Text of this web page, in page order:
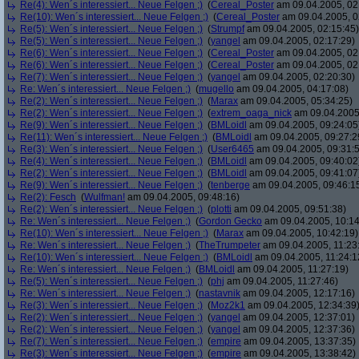
Re(4): Wen´s interessiert... Neue Felgen ;) (Cereal_Poster am 09.04.2005,
Re(10): Wen´s interessiert... Neue Felgen ;) (Cereal_Poster am 09.04.2005,
Re(5): Wen´s interessiert... Neue Felgen ;) (Strumpfam 09.04.2005, 02:15:45)
Re(5): Wen´s interessiert... Neue Felgen ;) (yangel am 09.04.2005, 02:17:29)
Re(6): Wen´s interessiert... Neue Felgen ;) (Cereal_Poster am 09.04.2005,
Re(6): Wen´s interessiert... Neue Felgen ;) (Cereal_Poster am 09.04.2005,
Re(7): Wen´s interessiert... Neue Felgen ;) (yangel am 09.04.2005, 02:20:30)
Re: Wen´s interessiert... Neue Felgen ;) (mugello am 09.04.2005, 04:17:08)
Re(2): Wen´s interessiert... Neue Felgen ;) (Marax am 09.04.2005, 05:34:25)
Re(2): Wen´s interessiert... Neue Felgen ;) (extrem_oaga_nick am
Re(9): Wen´s interessiert... Neue Felgen ;) (BMLoidl am 09.04.2005,
Re(11): Wen´s interessiert... Neue Felgen ;) (BMLoidl am 09.04.2005,
Re(3): Wen´s interessiert... Neue Felgen ;) (User6465 am 09.04.2005,
Re(4): Wen´s interessiert... Neue Felgen ;) (BMLoidl am 09.04.2005,
Re(2): Wen´s interessiert... Neue Felgen ;) (BMLoidl am 09.04.2005,
Re(9): Wen´s interessiert... Neue Felgen ;) (tenberge am 09.04.2005,
Re(2): Fesch (Wulfman! am 09.04.2005, 09:48:16)
Re(2): Wen´s interessiert... Neue Felgen ;) (plotti am 09.04.2005, 09:51:38)
Re: Wen´s interessiert... Neue Felgen ;) (Gordon Gecko am 09.04.2005,
Re(10): Wen´s interessiert... Neue Felgen ;) (Marax am 09.04.2005, 10:42:19)
Re: Wen´s interessiert... Neue Felgen ;) (TheTrumpeter am 09.04.2005,
Re(10): Wen´s interessiert... Neue Felgen ;) (BMLoidl am 09.04.2005,
Re: Wen´s interessiert... Neue Felgen ;) (BMLoidl am 09.04.2005, 11:27:19)
Re(5): Wen´s interessiert... Neue Felgen ;) (phj am 09.04.2005, 11:27:46)
Re: Wen´s interessiert... Neue Felgen ;) (nastavnik am 09.04.2005, 12:17:16)
Re(3): Wen´s interessiert... Neue Felgen ;) (Moz2k1 am 09.04.2005, 12:34:39)
Re(2): Wen´s interessiert... Neue Felgen ;) (yangel am 09.04.2005, 12:37:01)
Re(2): Wen´s interessiert... Neue Felgen ;) (yangel am 09.04.2005, 12:37:36)
Re(7): Wen´s interessiert... Neue Felgen ;) (empire am 09.04.2005, 13:37:35)
Re(3): Wen´s interessiert... Neue Felgen ;) (empire am 09.04.2005, 13:38:42)